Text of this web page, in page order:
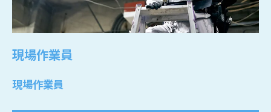
現場作業員
現場作業員